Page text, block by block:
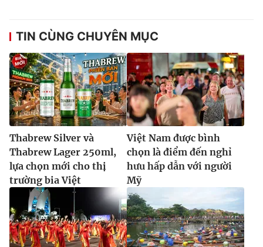
TIN CÙNG CHUYÊN MỤC
Thabrew Silver và
Thabrew Lager 250ml,
lựa chọn mới cho thị
trường bia Việt
Việt Nam được bình
chọn là điểm đến nghỉ
hưu hấp dẫn với người
Mỹ